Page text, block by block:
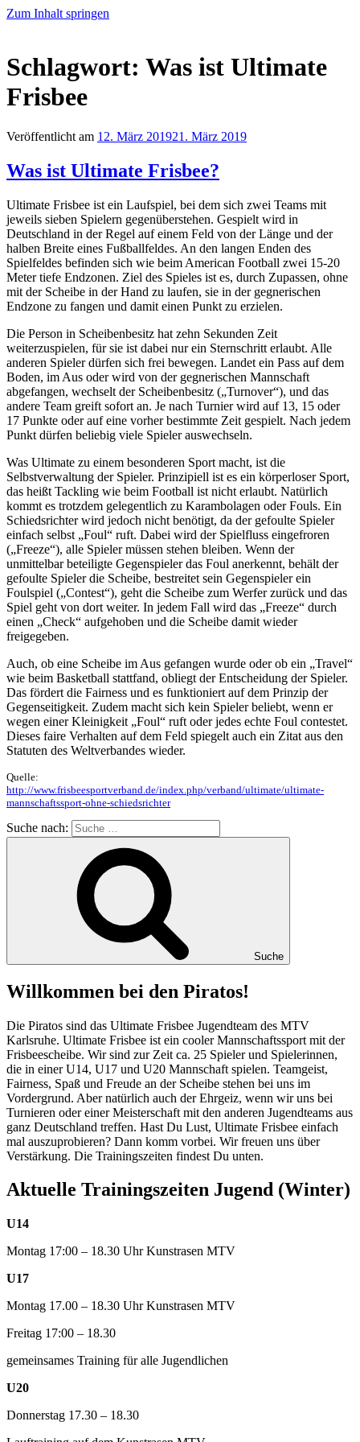
Zum Inhalt springen
Willkommen bei den Piratos!
Jugendteams für Ultimate Frisbee beim MTV Karlsruhe
Schlagwort: Was ist Ultimate
Frisbee
Veröffentlicht am 12. März 201921. März 2019
Was ist Ultimate Frisbee?
Ultimate Frisbee ist ein Laufspiel, bei dem sich zwei Teams mit
jeweils sieben Spielern gegenüberstehen. Gespielt wird in
Deutschland in der Regel auf einem Feld von der Länge und der
halben Breite eines Fußballfeldes. An den langen Enden des
Spielfeldes befinden sich wie beim American Football zwei 15-20
Meter tiefe Endzonen. Ziel des Spieles ist es, durch Zupassen, ohne
mit der Scheibe in der Hand zu laufen, sie in der gegnerischen
Endzone zu fangen und damit einen Punkt zu erzielen.
Die Person in Scheibenbesitz hat zehn Sekunden Zeit
weiterzuspielen, für sie ist dabei nur ein Sternschritt erlaubt. Alle
anderen Spieler dürfen sich frei bewegen. Landet ein Pass auf dem
Boden, im Aus oder wird von der gegnerischen Mannschaft
abgefangen, wechselt der Scheibenbesitz („Turnover“), und das
andere Team greift sofort an. Je nach Turnier wird auf 13, 15 oder
17 Punkte oder auf eine vorher bestimmte Zeit gespielt. Nach jedem
Punkt dürfen beliebig viele Spieler auswechseln.
Was Ultimate zu einem besonderen Sport macht, ist die
Selbstverwaltung der Spieler. Prinzipiell ist es ein körperloser Sport,
das heißt Tackling wie beim Football ist nicht erlaubt. Natürlich
kommt es trotzdem gelegentlich zu Karambolagen oder Fouls. Ein
Schiedsrichter wird jedoch nicht benötigt, da der gefoulte Spieler
einfach selbst „Foul“ ruft. Dabei wird der Spielfluss eingefroren
(„Freeze“), alle Spieler müssen stehen bleiben. Wenn der
unmittelbar beteiligte Gegenspieler das Foul anerkennt, behält der
gefoulte Spieler die Scheibe, bestreitet sein Gegenspieler ein
Foulspiel („Contest“), geht die Scheibe zum Werfer zurück und das
Spiel geht von dort weiter. In jedem Fall wird das „Freeze“ durch
einen „Check“ aufgehoben und die Scheibe damit wieder
freigegeben.
Auch, ob eine Scheibe im Aus gefangen wurde oder ob ein „Travel“
wie beim Basketball stattfand, obliegt der Entscheidung der Spieler.
Das fördert die Fairness und es funktioniert auf dem Prinzip der
Gegenseitigkeit. Zudem macht sich kein Spieler beliebt, wenn er
wegen einer Kleinigkeit „Foul“ ruft oder jedes echte Foul contestet.
Dieses faire Verhalten auf dem Feld spiegelt auch ein Zitat aus den
Statuten des Weltverbandes wieder.
Quelle:
http://www.frisbeesportverband.de/index.php/verband/ultimate/ultimate-
mannschaftssport-ohne-schiedsrichter
Suche nach:
Suche
Willkommen bei den Piratos!
Die Piratos sind das Ultimate Frisbee Jugendteam des MTV
Karlsruhe. Ultimate Frisbee ist ein cooler Mannschaftssport mit der
Frisbeescheibe. Wir sind zur Zeit ca. 25 Spieler und Spielerinnen,
die in einer U14, U17 und U20 Mannschaft spielen. Teamgeist,
Fairness, Spaß und Freude an der Scheibe stehen bei uns im
Vordergrund. Aber natürlich auch der Ehrgeiz, wenn wir uns bei
Turnieren oder einer Meisterschaft mit den anderen Jugendteams aus
ganz Deutschland treffen. Hast Du Lust, Ultimate Frisbee einfach
mal auszuprobieren? Dann komm vorbei. Wir freuen uns über
Verstärkung. Die Trainingszeiten findest Du unten.
Aktuelle Trainingszeiten Jugend (Winter)
U14
Montag 17:00 – 18.30 Uhr Kunstrasen MTV
U17
Montag 17.00 – 18.30 Uhr Kunstrasen MTV
Freitag 17:00 – 18.30
gemeinsames Training für alle Jugendlichen
U20
Donnerstag 17.30 – 18.30